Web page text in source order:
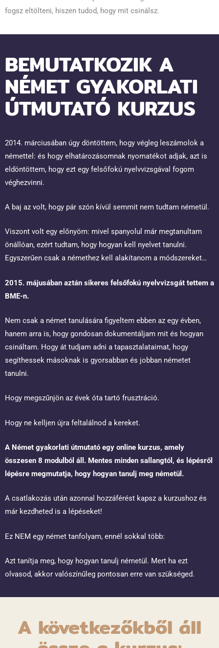
fogsz eltölteni, hiszen tudod, hogy mit csinálsz.
BEMUTATKOZIK A
NÉMET GYAKORLATI
ÚTMUTATÓ KURZUS
2014. márciusában úgy döntöttem, hogy végleg leszámolok a
némettel: és hogy elhatározásomnak nyomatékot adjak, azt is
eldöntöttem, hogy ezt egy felsőfokú nyelvvizsgával fogom
véghezvinni.
A baj az volt, hogy pár szón kívül semmit nem tudtam németül.
Viszont volt egy előnyöm: mivel spanyolul már megtanultam
önállóan, ezért tudtam, hogy hogyan kell nyelvet tanulni.
Egyszerűen csak a némethez kell alakítanom a módszereket…
2015. májusában aztán sikeres felsőfokú nyelvvizsgát tettem a
BME-n.
Nem csak a német tanulására figyeltem ebben az egy évben,
hanem arra is, hogy gondosan dokumentáljam mit és hogyan
csináltam. Hogy át tudjam adni a tapasztalataimat, hogy
segíthessek másoknak is gyorsabban és jobban németet
tanulni.
Hogy megszűnjön az évek óta tartó frusztráció.
Hogy ne kelljen újra feltalálnod a kereket.
A Német gyakorlati útmutató egy online kurzus, amely
összesen 8 modulból áll. Mentes minden sallangtól, és lépésről
lépésre megmutatja, hogy hogyan tanulj meg németül.
A csatlakozás után azonnal hozzáférést kapsz a kurzushoz és
már kezdheted is a lépéseket!
Ez NEM egy német tanfolyam, ennél sokkal több:
Azt tanítja meg, hogy hogyan tanulj németül. Mert ha ezt
olvasod, akkor valószínűleg pontosan erre van szükséged.
A következőkből áll